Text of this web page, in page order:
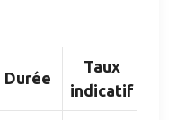
Durée
Taux
indicatif